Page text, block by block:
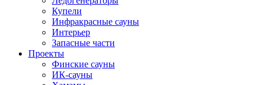
Купели
Инфракрасные сауны
Интерьер
Запасные части
Проекты
Финские сауны
ИК-сауны